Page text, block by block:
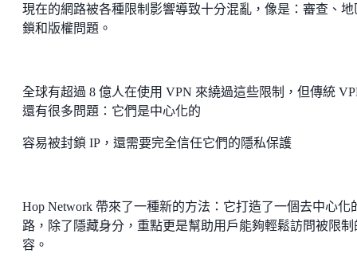
現在的網路被各種限制影響導致十分混亂，像是：審查、地
鎖和版權問題。
全球有超過 8 億人在使用 VPN 來繞過這些限制，但傳統
還有很多問題：它們是中心化的
容易被封鎖 IP，還需要完全信任它們的隱私保護
Hop Network 帶來了一種新的方法：它打造了一個去中心化
路，除了隱藏身分，重點更是幫助用戶能夠輕鬆訪問被限制
容。